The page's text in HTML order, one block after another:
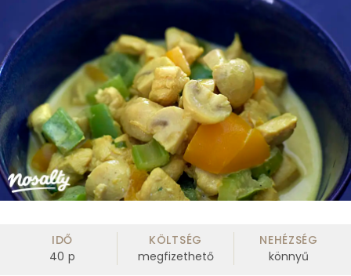
IDŐ
40 p
KÖLTSÉG
megfizethető
NEHÉZSÉG
könnyű